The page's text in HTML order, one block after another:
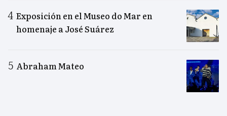
Exposición en el Museo do Mar en
homenaje a José Suárez
Abraham Mateo